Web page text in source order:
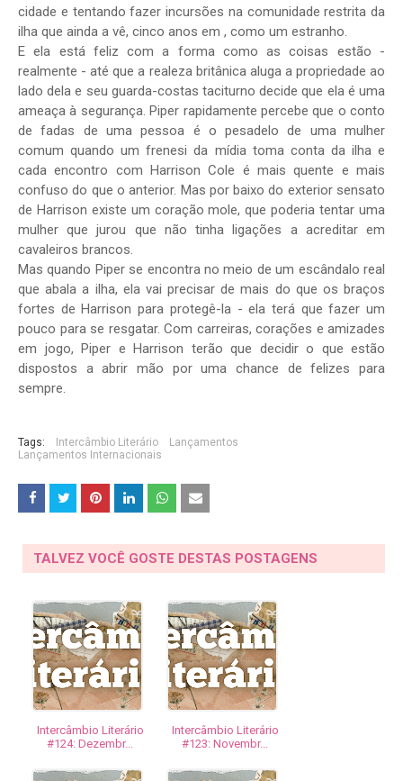
cidade e tentando fazer incursões na comunidade restrita da
ilha que ainda a vê, cinco anos em , como um estranho.
E ela está feliz com a forma como as coisas estão -
realmente - até que a realeza britânica aluga a propriedade ao
lado dela e seu guarda-costas taciturno decide que ela é uma
ameaça à segurança. Piper rapidamente percebe que o conto
de fadas de uma pessoa é o pesadelo de uma mulher
comum quando um frenesi da mídia toma conta da ilha e
cada encontro com Harrison Cole é mais quente e mais
confuso do que o anterior. Mas por baixo do exterior sensato
de Harrison existe um coração mole, que poderia tentar uma
mulher que jurou que não tinha ligações a acreditar em
cavaleiros brancos.
Mas quando Piper se encontra no meio de um escândalo real
que abala a ilha, ela vai precisar de mais do que os braços
fortes de Harrison para protegê-la - ela terá que fazer um
pouco para se resgatar. Com carreiras, corações e amizades
em jogo, Piper e Harrison terão que decidir o que estão
dispostos a abrir mão por uma chance de felizes para
sempre.
Tags: Intercâmbio Literário
Lançamentos
Lançamentos Internacionais
TALVEZ VOCÊ GOSTE DESTAS POSTAGENS
Intercâmbio Literário
#124: Dezembr...
Intercâmbio Literário
#123: Novembr...